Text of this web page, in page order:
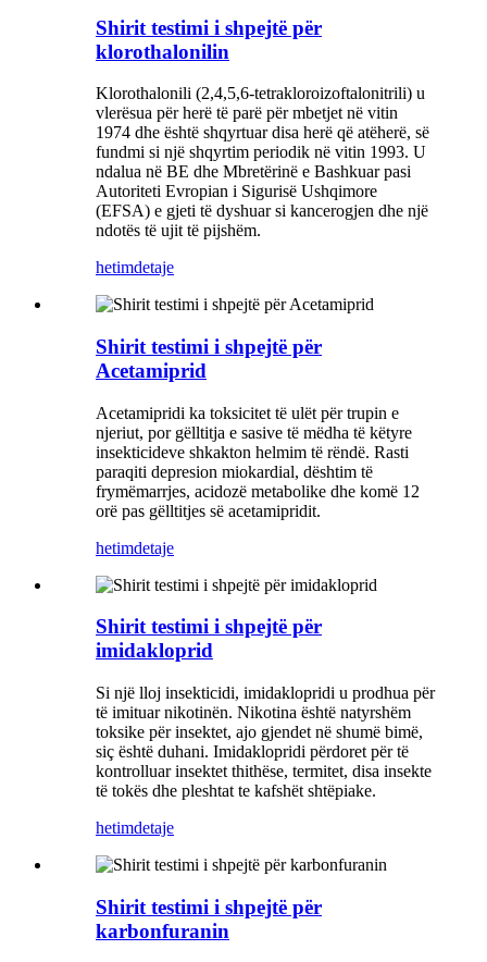
Shirit testimi i shpejtë për
klorothalonilin
Klorothalonili (2,4,5,6-tetrakloroizoftalonitrili) u
vlerësua për herë të parë për mbetjet në vitin
1974 dhe është shqyrtuar disa herë që atëherë, së
fundmi si një shqyrtim periodik në vitin 1993. U
ndalua në BE dhe Mbretërinë e Bashkuar pasi
Autoriteti Evropian i Sigurisë Ushqimore
(EFSA) e gjeti të dyshuar si kancerogjen dhe një
ndotës të ujit të pijshëm.
hetimdetaje
Shirit testimi i shpejtë për
Acetamiprid
Acetamipridi ka toksicitet të ulët për trupin e
njeriut, por gëlltitja e sasive të mëdha të këtyre
insekticideve shkakton helmim të rëndë. Rasti
paraqiti depresion miokardial, dështim të
frymëmarrjes, acidozë metabolike dhe komë 12
orë pas gëlltitjes së acetamipridit.
hetimdetaje
Shirit testimi i shpejtë për
imidakloprid
Si një lloj insekticidi, imidaklopridi u prodhua për
të imituar nikotinën. Nikotina është natyrshëm
toksike për insektet, ajo gjendet në shumë bimë,
siç është duhani. Imidaklopridi përdoret për të
kontrolluar insektet thithëse, termitet, disa insekte
të tokës dhe pleshtat te kafshët shtëpiake.
hetimdetaje
Shirit testimi i shpejtë për
karbonfuranin